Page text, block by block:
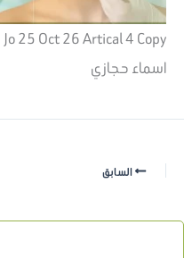
اسماء حجازي
السابق